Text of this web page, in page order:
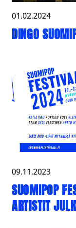
01.02.2024
DINGO
09.11.2023
SUOMIPOP
ARTISTIT